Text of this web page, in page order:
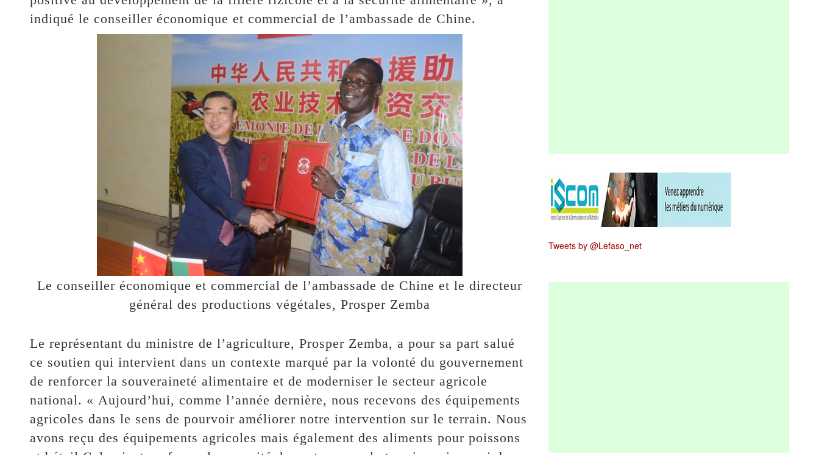
indiqué le conseiller économique et commercial de l’ambassade de Chine.
Le conseiller économique et commercial de l’ambassade de Chine et le directeur
général des productions végétales, Prosper Zemba
Le représentant du ministre de l’agriculture, Prosper Zemba, a pour sa part salué
ce soutien qui intervient dans un contexte marqué par la volonté du gouvernement
de renforcer la souveraineté alimentaire et de moderniser le secteur agricole
national. « Aujourd’hui, comme l’année dernière, nous recevons des équipements
agricoles dans le sens de pourvoir améliorer notre intervention sur le terrain. Nous
avons reçu des équipements agricoles mais également des aliments pour poissons
Tweets by @Lefaso_net